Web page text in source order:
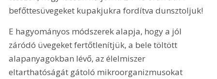
befőttesüvegeket kupakjukra fordítva dunsztoljuk!
E hagyományos módszerek alapja, hogy a jól
záródó üvegeket fertőtlenítjük, a bele töltött
alapanyagokban lévő, az élelmiszer
eltarthatóságát gátoló mikroorganizmusokat